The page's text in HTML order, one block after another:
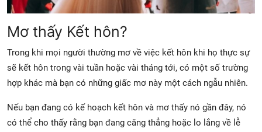
Mơ thấy Kết hôn?
Trong khi mọi người thường mơ về việc kết hôn khi họ thực sự
sẽ kết hôn trong vài tuần hoặc vài tháng tới, có một số trường
hợp khác mà bạn có những giấc mơ này một cách ngẫu nhiên.
Nếu bạn đang có kế hoạch kết hôn và mơ thấy nó gần đây, nó
có thể cho thấy rằng bạn đang căng thẳng hoặc lo lắng về lễ